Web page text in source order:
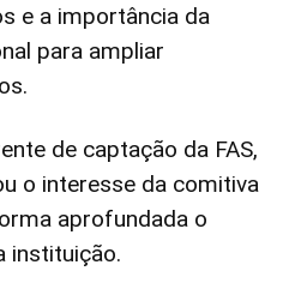
e a importância da
para ampliar
de captação da FAS,
o interesse da comitiva
aprofundada o
instituição.